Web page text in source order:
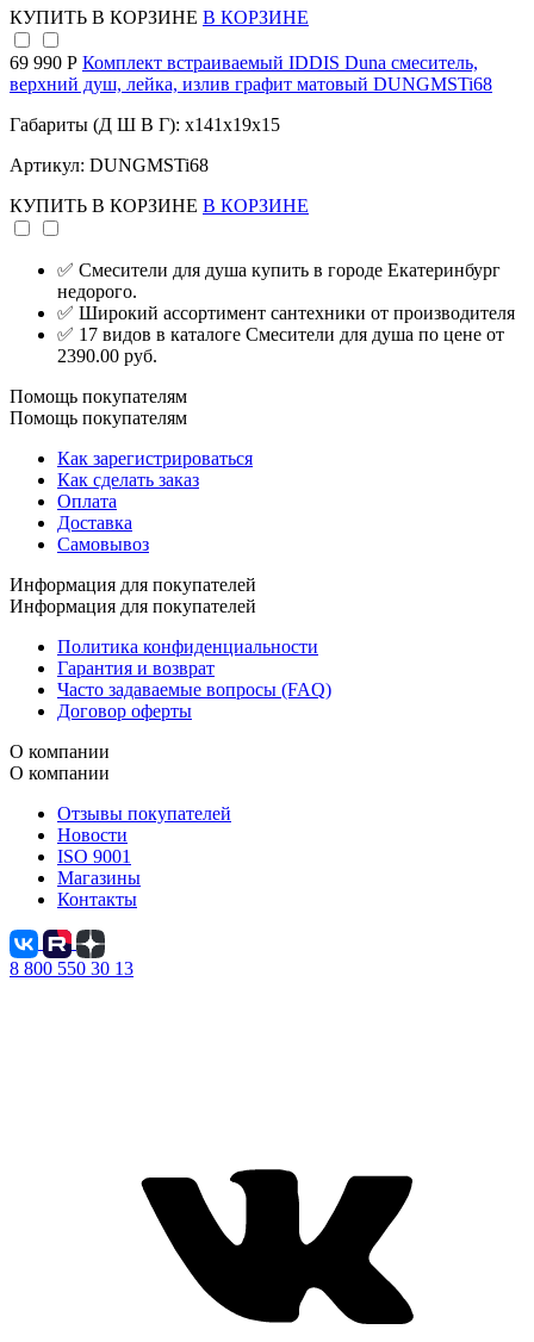
КУПИТЬ В КОРЗИНЕ В КОРЗИНЕ
69 990 Р Комплект встраиваемый IDDIS Duna смеситель,
верхний душ, лейка, излив графит матовый DUNGMSTi68
Габариты (Д Ш В Г): x141x19x15
Артикул: DUNGMSTi68
КУПИТЬ В КОРЗИНЕ В КОРЗИНЕ
✅ Смесители для душа купить в городе Екатеринбург
недорого.
✅ Широкий ассортимент сантехники от производителя
✅ 17 видов в каталоге Смесители для душа по цене от
2390.00 руб.
Помощь покупателям
Помощь покупателям
Как зарегистрироваться
Как сделать заказ
Оплата
Доставка
Самовывоз
Информация для покупателей
Информация для покупателей
Политика конфиденциальности
Гарантия и возврат
Часто задаваемые вопросы (FAQ)
Договор оферты
О компании
О компании
Отзывы покупателей
Новости
ISO 9001
Магазины
Контакты
8 800 550 30 13